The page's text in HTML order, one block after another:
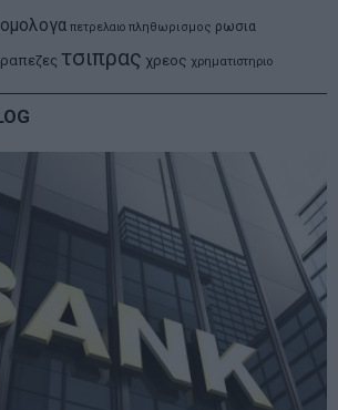
ομολογα πετρελαιο πληθωρισμος ρωσια
τσιπρας χρεος χρηματιστηριο